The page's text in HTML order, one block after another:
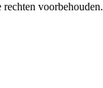
voorbehouden.